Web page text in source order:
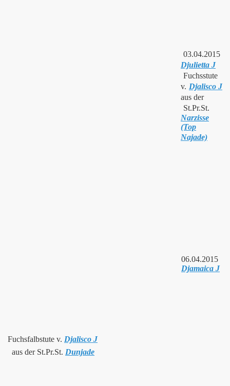
03.04.2015
Djulietta J
Fuchsstute
v. Djalisco J
aus der
St.Pr.St.
Narzisse
(Top
Najade)
06.04.2015
Djamaica J
Fuchsfalbstute v. Djalisco J
aus der St.Pr.St. Dunjade